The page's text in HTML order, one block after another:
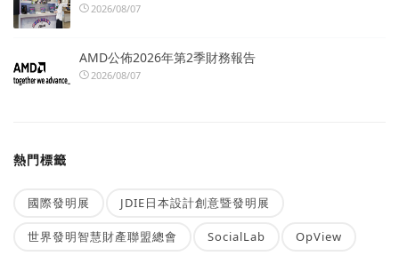
2026/08/07
AMD公佈2026年第2季財務報告
2026/08/07
熱門標籤
國際發明展 JDIE日本設計創意暨發明展
世界發明智慧財產聯盟總會 SocialLab OpView